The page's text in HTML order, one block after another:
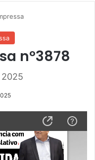
nº3878
2025